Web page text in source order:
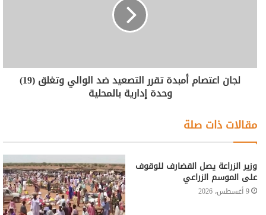
لجان اعتصام أمبدة تقرر التصعيد ضد الوالي وتغلق (19)
وحدة إدارية بالمحلية
مقالات ذات صلة
وزير الزراعة يصل القضارف للوقوف
على الموسم الزراعي
9 أغسطس، 2026